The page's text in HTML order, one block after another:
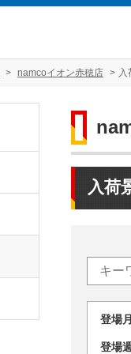
namcoイオン赤穂店 入
入荷
登
登